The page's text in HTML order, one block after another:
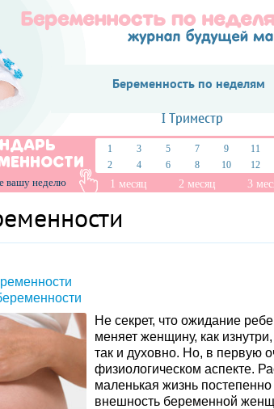
Беременность по неделям
I Триместр
вашу неделю
1 3 5 7 9 11
2
4 6 8 10 12
1 месяц 2 месяц 3
Не секрет, что ожидание
меняет женщину, как
так и духовно. Но, в первую
физиологическом аспекте.
маленькая жизнь
внешность беременной